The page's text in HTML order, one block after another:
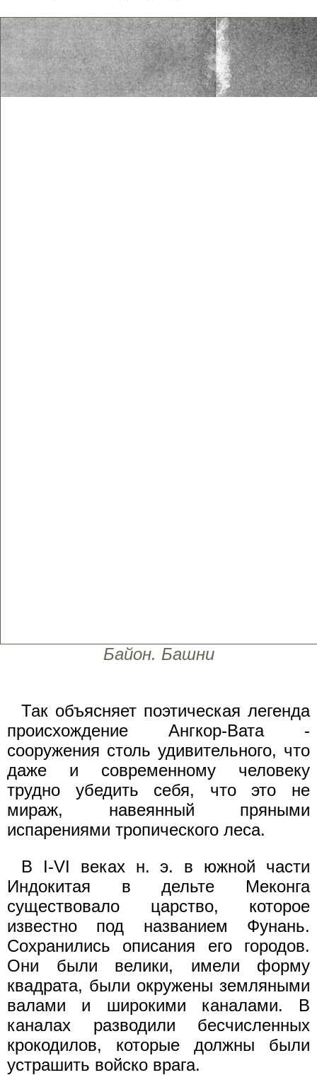
Байон. Башни
Так объясняет поэтическая легенда
происхождение Ангкор-Вата -
сооружения столь удивительного, что
даже и современному человеку
трудно убедить себя, что это не
мираж, навеянный пряными
испарениями тропического леса.
В I-VI веках н. э. в южной части
Индокитая в дельте Меконга
существовало царство, которое
известно под названием Фунань.
Сохранились описания его городов.
Они были велики, имели форму
квадрата, были окружены земляными
валами и широкими каналами. В
каналах разводили бесчисленных
крокодилов, которые должны были
устрашить войско врага.